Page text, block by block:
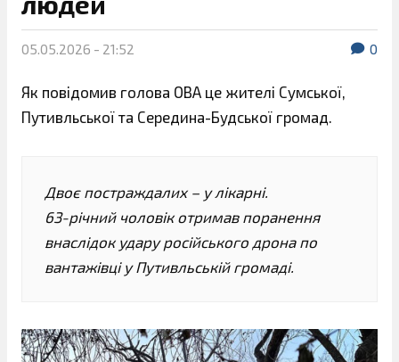
05.05.2026 - 21:52 0
Як повідомив голова ОВА це жителі Сумської,
Путивльської та Середина-Будської громад.
Двоє постраждалих – у лікарні.
63-річний чоловік отримав поранення
внаслідок удару російського дрона по
вантажівці у Путивльській громаді.